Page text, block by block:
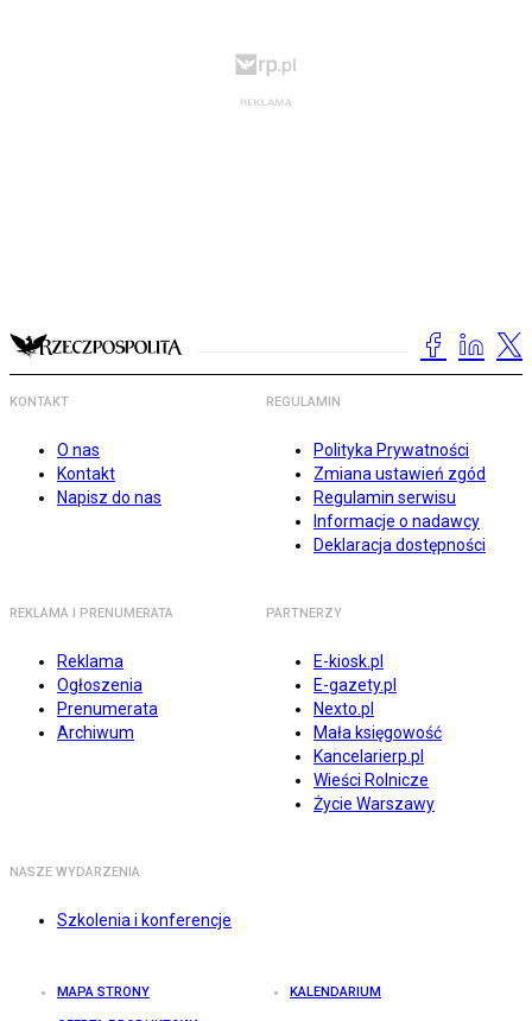
KONTAKT
O nas
Kontakt
Napisz do nas
REGULAMIN
Polityka Prywatności
Zmiana ustawień zgód
Regulamin serwisu
Informacje o nadawcy
Deklaracja dostępności
REKLAMA I PRENUMERATA
Reklama
Ogłoszenia
Prenumerata
Archiwum
PARTNERZY
E-kiosk.pl
E-gazety.pl
Nexto.pl
Mała księgowość
Kancelarierp.pl
Wieści Rolnicze
Życie Warszawy
NASZE WYDARZENIA
Szkolenia i konferencje
MAPA STRONY KALENDARIUM